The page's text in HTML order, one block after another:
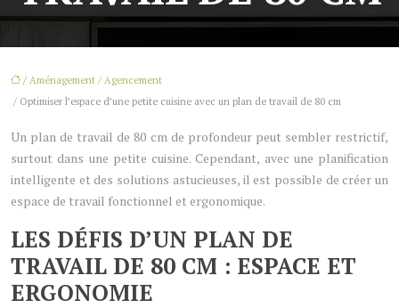
/ Aménagement / Agencement
/ Optimiser l’espace d’une petite cuisine avec un plan de travail de 80 cm
Un plan de travail de 80 cm de profondeur peut sembler restrictif,
surtout dans une petite cuisine. Cependant, avec une planification
intelligente et des solutions astucieuses, il est possible de créer un
espace de travail fonctionnel et ergonomique.
LES DÉFIS D’UN PLAN DE
TRAVAIL DE 80 CM : ESPACE ET
ERGONOMIE